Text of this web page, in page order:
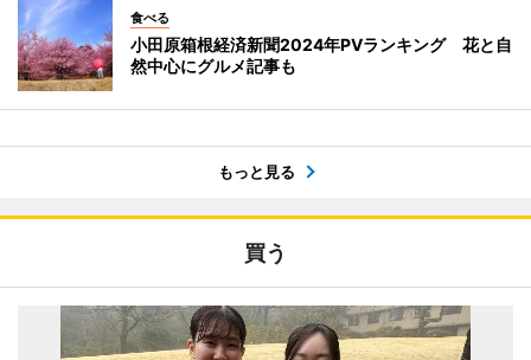
食べる
小田原箱根経済新聞2024年PVランキング 花と自
然中心にグルメ記事も
もっと見る
買う